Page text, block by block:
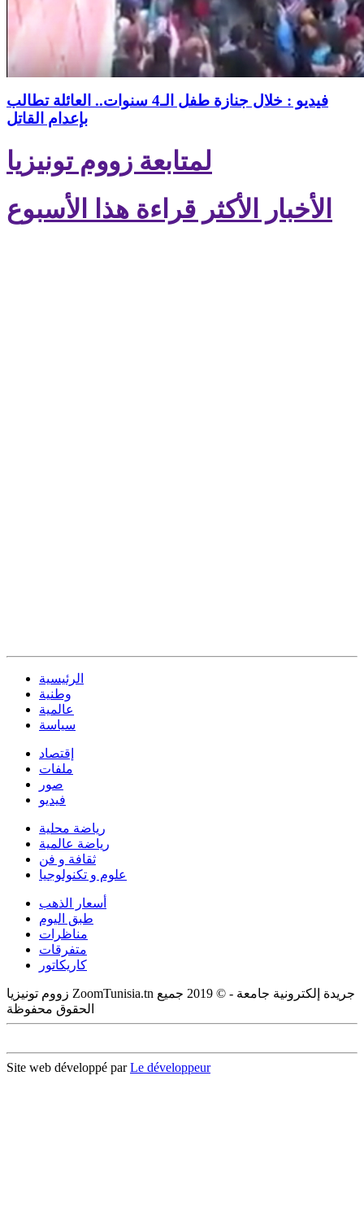
فيديو : خلال جنازة طفل الـ4 سنوات.. العائلة تطالب
بإعدام القاتل
لمتابعة زووم تونيزيا
الأخبار الأكثر قراءة هذا الأسبوع
الرئيسية
وطنية
عالمية
سياسة
إقتصاد
ملفات
صور
فيديو
رياضة محلية
رياضة عالمية
ثقافة و فن
علوم و تكنولوجيا
أسعار الذهب
طبق اليوم
مناظرات
متفرقات
كاريكاتور
زووم تونيزيا ZoomTunisia.tn جريدة إلكترونية جامعة - © 2019 جميع
الحقوق محفوظة
Site web développé parLe développeur